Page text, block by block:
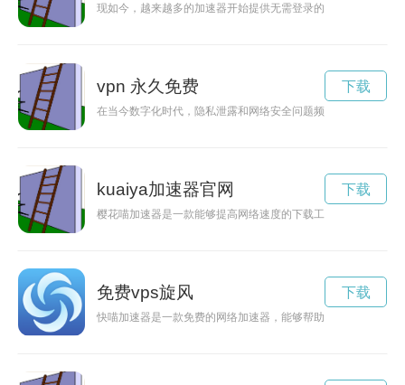
现如今，越来越多的加速器开始提供无需登录的服务，让用户
vpn 永久免费
在当今数字化时代，隐私泄露和网络安全问题频频发生。而选
下载
kuaiya加速器官网
樱花喵加速器是一款能够提高网络速度的下载工具，让用户尽
下载
免费vps旋风
快喵加速器是一款免费的网络加速器，能够帮助用户快速提升
下载